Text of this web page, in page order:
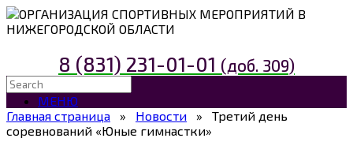
ОРГАНИЗАЦИЯ СПОРТИВНЫХ МЕРОПРИЯТИЙ В
НИЖЕГОРОДСКОЙ ОБЛАСТИ
8 (831) 231-01-01 (доб. 309)
МЕНЮ
Главная страница » Новости » Третий день
соревнований «Юные гимнастки»